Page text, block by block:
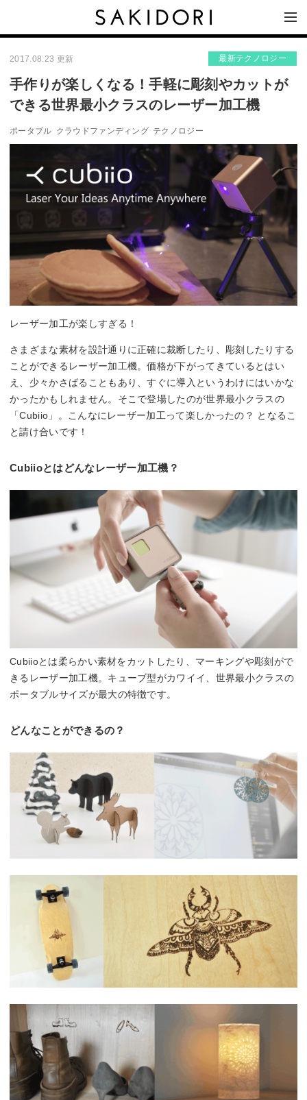
2017.08.23 更新 最新テクノロジー
手作りが楽しくなる！手軽に彫刻やカットが
できる世界最小クラスのレーザー加工機
ポータブル クラウドファンディング テクノロジー
レーザー加工が楽しすぎる！
さまざまな素材を設計通りに正確に裁断したり、彫刻したりする
ことができるレーザー加工機。価格が下がってきているとはい
え、少々かさばることもあり、すぐに導入というわけにはいかな
かったかもしれません。そこで登場したのが世界最小クラスの
「Cubiio」。こんなにレーザー加工って楽しかったの？ となるこ
と請け合いです！
Cubiioとはどんなレーザー加工機？
Cubiioとは柔らかい素材をカットしたり、マーキングや彫刻がで
きるレーザー加工機。キューブ型がカワイイ、世界最小クラスの
ポータブルサイズが最大の特徴です。
どんなことができるの？